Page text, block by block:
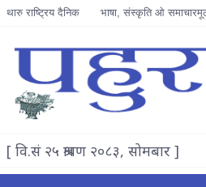
थारु राष्ट्रिय दैनिक भाषा, संस्कृति ओ
[ वि.सं २५ श्रावण २०८३, सोमबार ]